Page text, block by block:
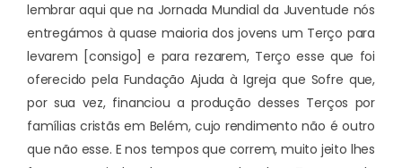
lembrar aqui que na Jornada Mundial da Juventude nós
entregámos à quase maioria dos jovens um Terço para
levarem [consigo] e para rezarem, Terço esse que foi
oferecido pela Fundação Ajuda à Igreja que Sofre que,
por sua vez, financiou a produção desses Terços por
famílias cristãs em Belém, cujo rendimento não é outro
que não esse. E nos tempos que correm, muito jeito lhes